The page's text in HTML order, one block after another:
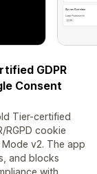
GDPR
Consent
Tier-certified
RGPD cookie
v2. The app
and blocks